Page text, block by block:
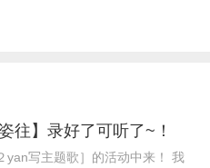
往】录好了可听了~！
yan写主题歌］的活动中来！ 我